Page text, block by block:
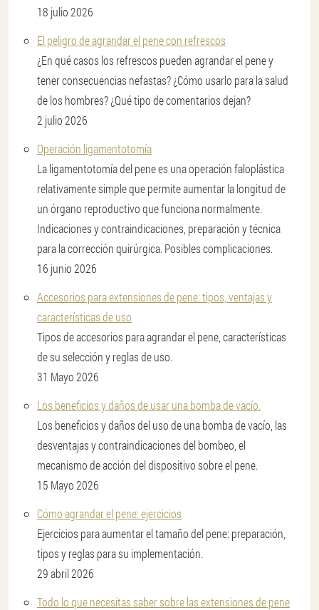
18 julio 2026
El peligro de agrandar el pene con refrescos
¿En qué casos los refrescos pueden agrandar el pene y
tener consecuencias nefastas? ¿Cómo usarlo para la salud
de los hombres? ¿Qué tipo de comentarios dejan?
2 julio 2026
Operación ligamentotomía
La ligamentotomía del pene es una operación faloplástica
relativamente simple que permite aumentar la longitud de
un órgano reproductivo que funciona normalmente.
Indicaciones y contraindicaciones, preparación y técnica
para la corrección quirúrgica. Posibles complicaciones.
16 junio 2026
Accesorios para extensiones de pene: tipos, ventajas y
características de uso
Tipos de accesorios para agrandar el pene, características
de su selección y reglas de uso.
31 Mayo 2026
Los beneficios y daños de usar una bomba de vacío.
Los beneficios y daños del uso de una bomba de vacío, las
desventajas y contraindicaciones del bombeo, el
mecanismo de acción del dispositivo sobre el pene.
15 Mayo 2026
Cómo agrandar el pene: ejercicios
Ejercicios para aumentar el tamaño del pene: preparación,
tipos y reglas para su implementación.
29 abril 2026
Todo lo que necesitas saber sobre las extensiones de pene